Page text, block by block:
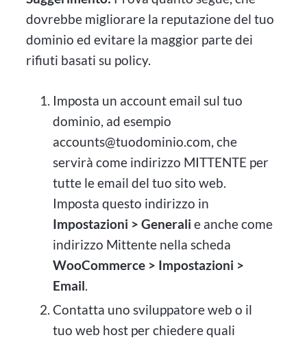
dovrebbe migliorare la reputazione del tuo
dominio ed evitare la maggior parte dei
rifiuti basati su policy.
Imposta un account email sul tuo
dominio, ad esempio
accounts@tuodominio.com, che
servirà come indirizzo MITTENTE per
tutte le email del tuo sito web.
Imposta questo indirizzo in
Impostazioni > Generali e anche come
indirizzo Mittente nella scheda
WooCommerce > Impostazioni >
Email.
Contatta uno sviluppatore web o il
tuo web host per chiedere quali